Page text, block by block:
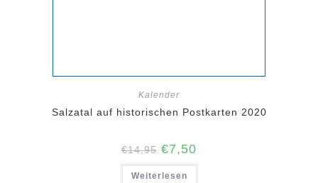
Kalender
Salzatal auf historischen Postkarten 2020
€14,95 Ursprünglicher
Preis
war:
€14,95
€7,50
ist:
Weiterlesen